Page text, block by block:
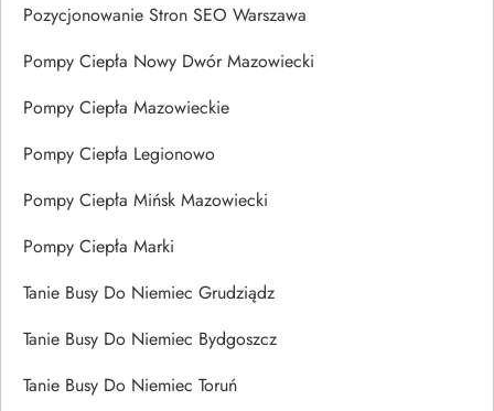
Pozycjonowanie Stron SEO Warszawa
Pompy Ciepła Nowy Dwór Mazowiecki
Pompy Ciepła Mazowieckie
Pompy Ciepła Legionowo
Pompy Ciepła Mińsk Mazowiecki
Pompy Ciepła Marki
Tanie Busy Do Niemiec Grudziądz
Tanie Busy Do Niemiec Bydgoszcz
Tanie Busy Do Niemiec Toruń